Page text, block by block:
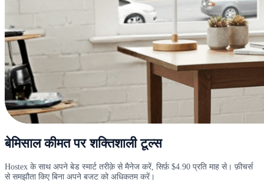
बेमिसाल कीमत पर शक्तिशाली टूल्स
Hostex के साथ अपने बेड स्मार्ट तरीक़े से मैनेज करें, सिर्फ़ $4.90 प्रति माह से। फ़ीचर्स
से समझौता किए बिना अपने बजट को अधिकतम करें।